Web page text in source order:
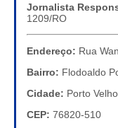
Jornalista
1209/RO
Endereço: Rua
Bairro: Flodoaldo
Cidade: Porto
CEP: 76820-510